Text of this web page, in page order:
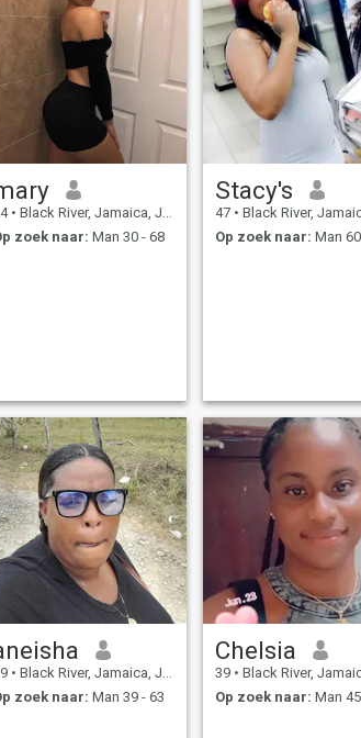
• Black River, Jamaica, Jamaica
zoek naar: Man 30 - 68
Stacy's
47 • Black River, Jamaica,
Op zoek naar: Man
• Black River, Jamaica, Jamaica
zoek naar: Man 39 - 63
Chelsia
39 • Black River, Jamaica,
Op zoek naar: Man